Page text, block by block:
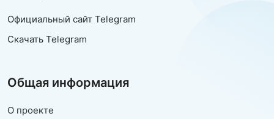
Официальный сайт Telegram
Скачать Telegram
Общая информация
О проекте